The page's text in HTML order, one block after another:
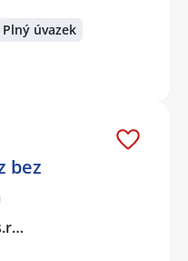
Plný úvazek
bez